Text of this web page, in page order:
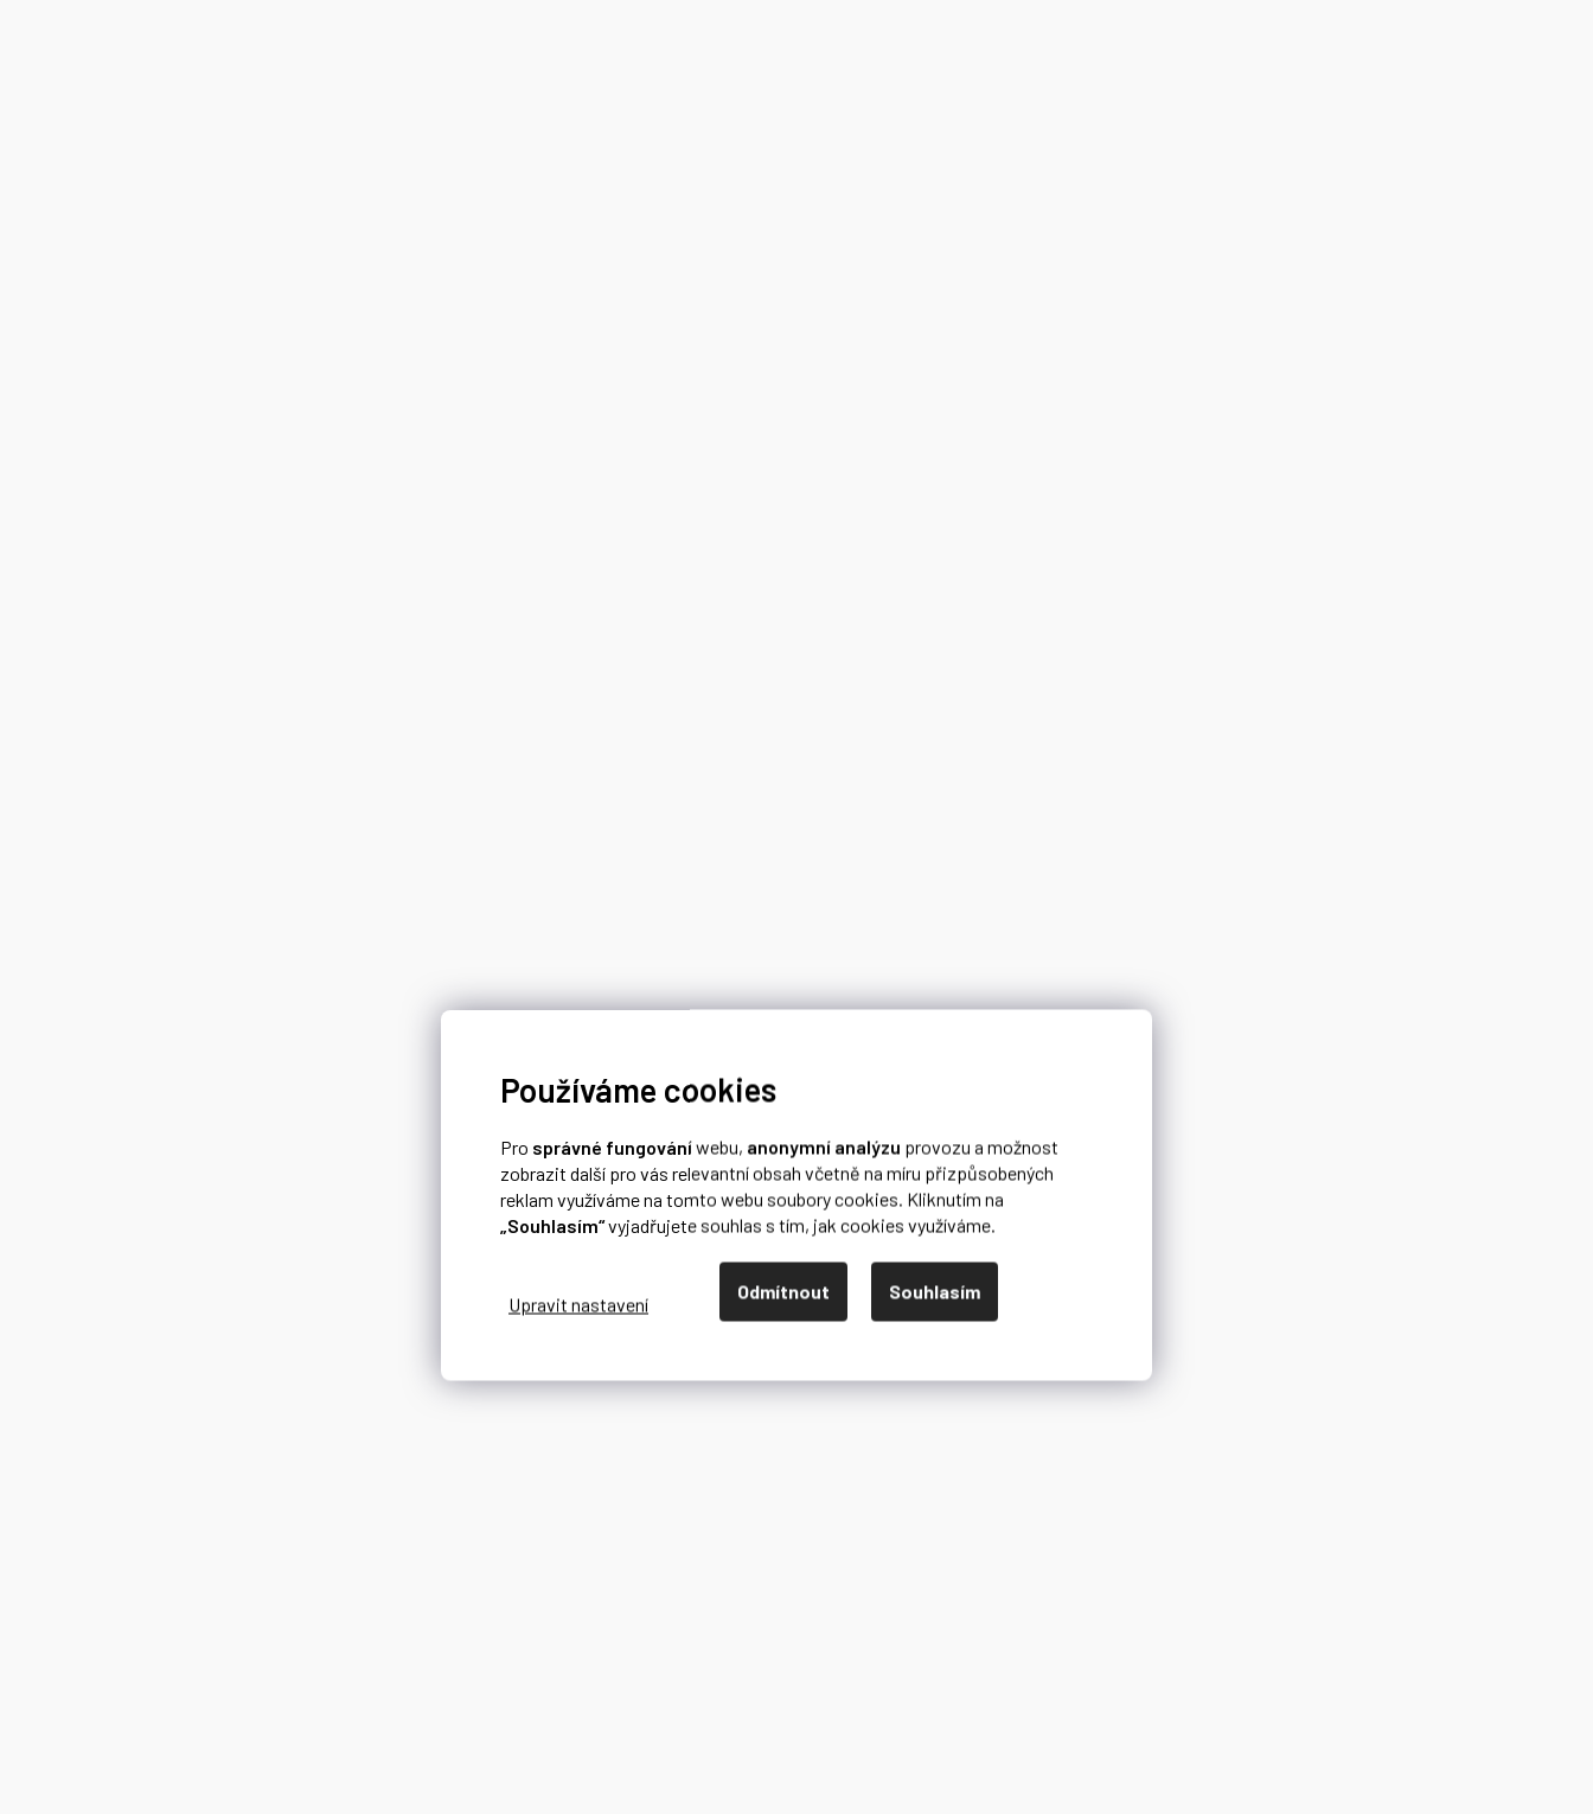
Používáme cookies
Pro správné fungováníwebu, anonymní analýzu provozu a možnost
zobrazit další pro vás relevantní obsah včetně na míru přizpůsobených
reklam využíváme na tomto webu soubory cookies. Kliknutím na
„Souhlasím“vyjadřujete souhlas s tím, jak cookies využíváme.
Odmítnout Souhlasím